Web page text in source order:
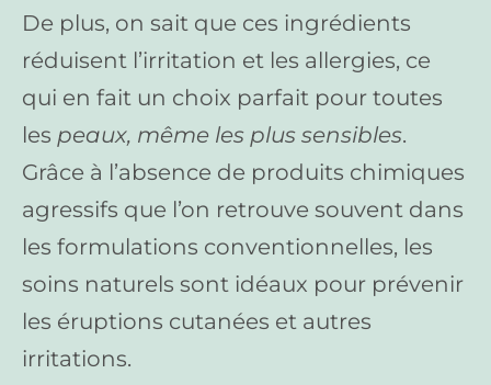
De plus, on sait que ces ingrédients
réduisent l’irritation et les allergies, ce
qui en fait un choix parfait pour toutes
les peaux, même les plus sensibles.
Grâce à l’absence de produits chimiques
agressifs que l’on retrouve souvent dans
les formulations conventionnelles, les
soins naturels sont idéaux pour prévenir
les éruptions cutanées et autres
irritations.